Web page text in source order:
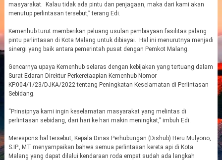
masyarakat. Kalau tidak ada pintu dan penjagaan, maka dari kami akan
menutup perlintasan tersebut,” terang Edi.
Kemenhub turut memberikan peluang usulan pembiayaan fasilitas palang
pintu perlintasan di Kota Malang untuk dibiayai. Hal ini menurutnya menjadi
sinergi yang baik antara pemerintah pusat dengan Pemkot Malang.
Gencarnya upaya Kemenhub selaras dengan kebijakan yang tertuang dalam
Surat Edaran Direktur Perkeretaapian Kemenhub Nomor
KP.004/1/23/DJKA/2022 tentang Peningkatan Keselamatan di Perlintasan
Sebidang.
“Prinsipnya kami ingin keselamatan masyarakat yang melintas di
perlintasan sebidang, dari hari ke hari makin meningkat,” imbuh Edi.
Merespons hal tersebut, Kepala Dinas Perhubungan (Dishub) Heru Mulyono,
S.IP., MT menyampaikan bahwa semua perlintasan kereta api di Kota
Malang yang dapat dilalui kendaraan roda empat sudah ada langkah